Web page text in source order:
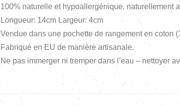
100% naturelle et hypoallergénique, naturellement
Longueur: 14cm Largeur: 4cm
Vendue dans une pochette de rangement en coton
Fabriqué en EU de manière artisanale.
Ne pas immerger ni tremper dans l’eau – nettoyer